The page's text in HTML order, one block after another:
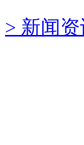
> 新闻